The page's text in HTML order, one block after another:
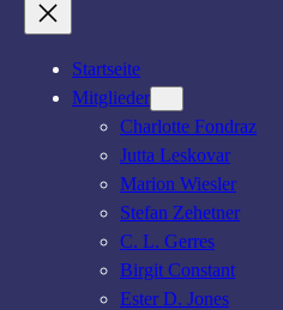
Startseite
Mitglieder
Charlotte Fondraz
Jutta Leskovar
Marion Wiesler
Stefan Zehetner
C. L. Gerres
Birgit Constant
Ester D. Jones